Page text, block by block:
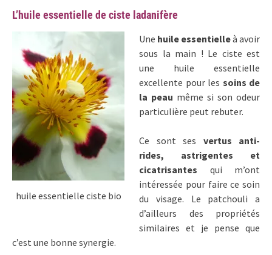
L’huile essentielle de ciste ladanifère
huile essentielle ciste bio
Une huile essentielleà avoir
sous la main ! Le ciste est
une huile essentielle
excellente pour les soins de
la peau même si son odeur
particulière peut rebuter.
Ce sont ses vertus anti-
rides, astrigentes et
cicatrisantes qui m’ont
intéressée pour faire ce soin
du visage. Le patchouli a
d’ailleurs des propriétés
similaires et je pense que
c’est une bonne synergie.